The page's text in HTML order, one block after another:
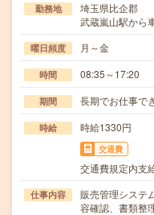
勤務地
埼玉県比企郡
武蔵嵐山駅から
曜日頻度 月～金
時間 08:35～17:20
期間 長期でお仕事で
時給 時給1330円
交通費
交通費規定内支
仕事内容
販売管理システ
容確認、書類整